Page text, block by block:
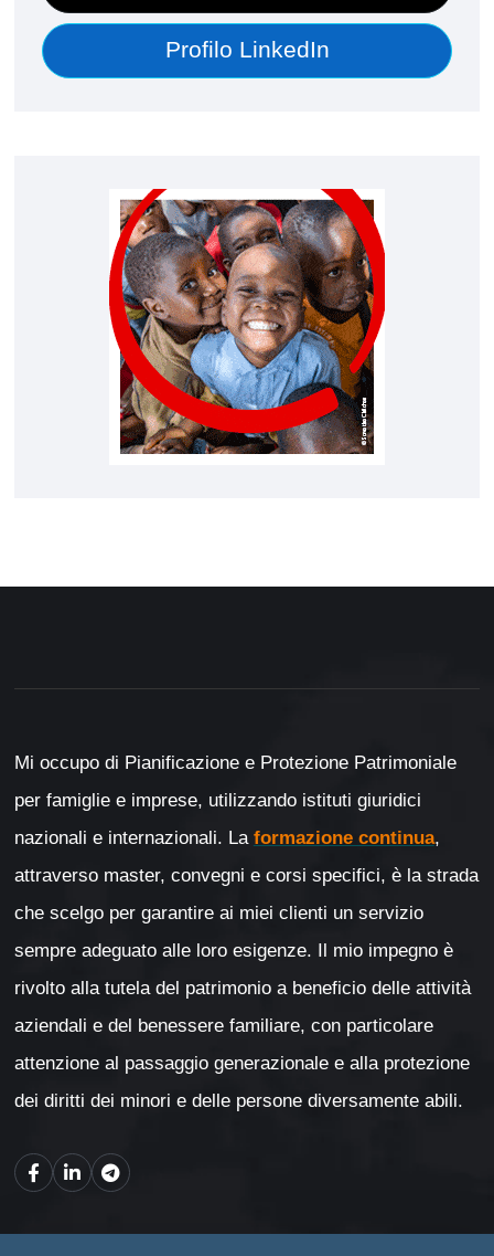
Profilo LinkedIn
Mi occupo di Pianificazione e Protezione Patrimoniale
per famiglie e imprese, utilizzando istituti giuridici
nazionali e internazionali. La formazione continua,
attraverso master, convegni e corsi specifici, è la strada
che scelgo per garantire ai miei clienti un servizio
sempre adeguato alle loro esigenze. Il mio impegno è
rivolto alla tutela del patrimonio a beneficio delle attività
aziendali e del benessere familiare, con particolare
attenzione al passaggio generazionale e alla protezione
dei diritti dei minori e delle persone diversamente abili.